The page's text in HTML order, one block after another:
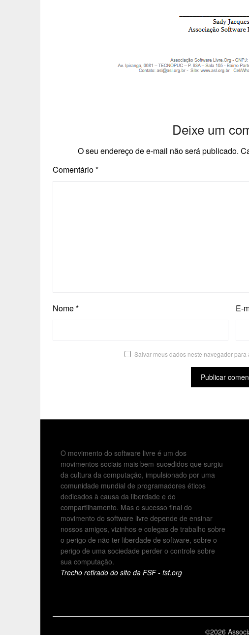
Deixe um
O seu endereço de e-mail não será publicado.
Comentário*
Nome* E-
Salvar meus dados neste navegador para
O movimento do software livre é um dos
movimentos sociais mais bem-sucedidos que surgiu
da cultura da computação, impulsionado por uma
comunidade mundial de programadores éticos
dedicados à causa da liberdade e do
compartilhamento. Mas o sucesso final do
movimento do software livre depende de ensinar
nossos amigos, vizinhos e colegas de trabalho sobre
o perigo de não ter liberdade de software, sobre o
perigo de uma sociedade perder o controle sobre
sua computação.
Trecho retirado do site da FSF - fsf.org
©2026